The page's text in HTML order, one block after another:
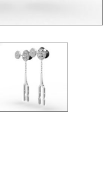
"Oméga"